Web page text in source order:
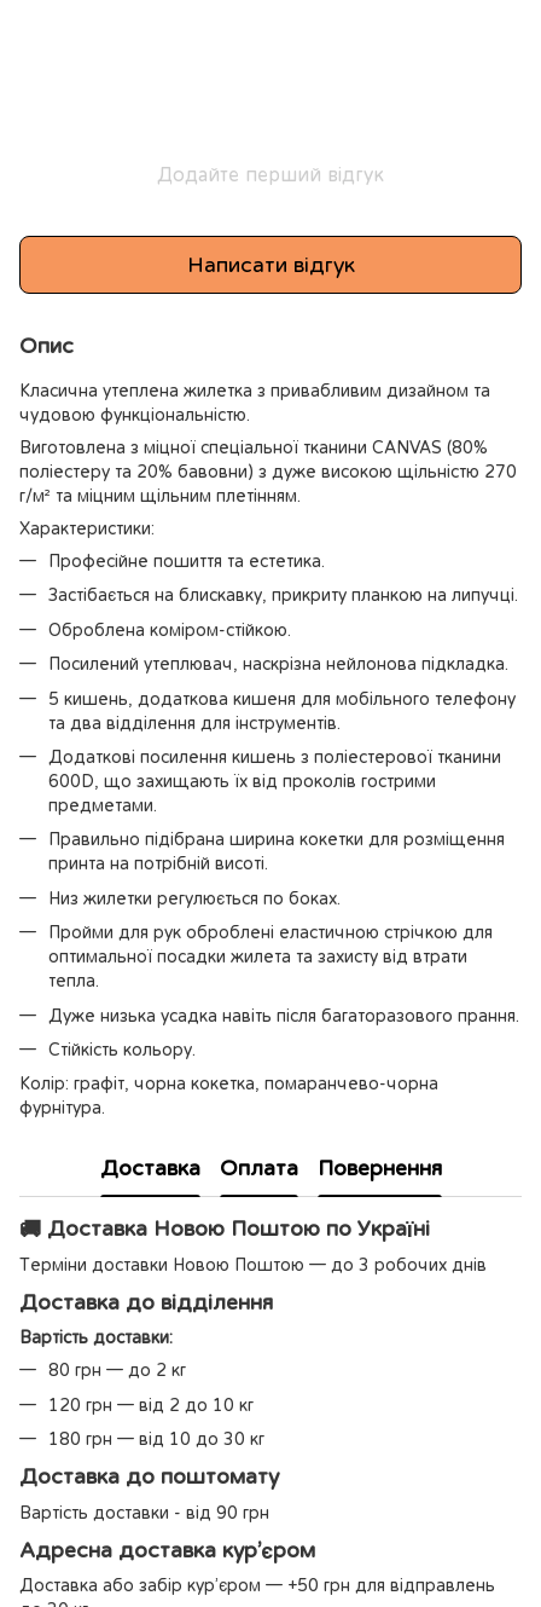
Додайте перший відгук
Написати відгук
Опис
Класична утеплена жилетка з привабливим дизайном та
чудовою функціональністю.
Виготовлена з міцної спеціальної тканини CANVAS (80%
поліестеру та 20% бавовни) з дуже високою щільністю 270
г/м² та міцним щільним плетінням.
Характеристики:
Професійне пошиття та естетика.
Застібається на блискавку, прикриту планкою на липучці.
Оброблена коміром-стійкою.
Посилений утеплювач, наскрізна нейлонова підкладка.
5 кишень, додаткова кишеня для мобільного телефону
та два відділення для інструментів.
Додаткові посилення кишень з поліестерової тканини
600D, що захищають їх від проколів гострими
предметами.
Правильно підібрана ширина кокетки для розміщення
принта на потрібній висоті.
Низ жилетки регулюється по боках.
Пройми для рук оброблені еластичною стрічкою для
оптимальної посадки жилета та захисту від втрати
тепла.
Дуже низька усадка навіть після багаторазового прання.
Стійкість кольору.
Колір: графіт, чорна кокетка, помаранчево-чорна
фурнітура.
Доставка Оплата Повернення
🚚 Доставка Новою Поштою по Україні
Терміни доставки Новою Поштою — до 3 робочих днів
Доставка до відділення
Вартість доставки:
80 грн — до 2 кг
120 грн — від 2 до 10 кг
180 грн — від 10 до 30 кг
Доставка до поштомату
Вартість доставки - від 90 грн
Адресна доставка кур’єром
Доставка або забір кур’єром — +50 грн для відправлень